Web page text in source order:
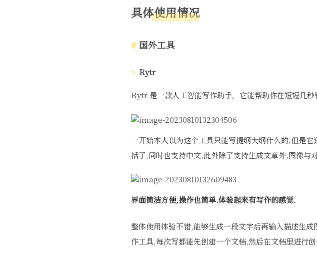
具体使用情况
国外工具
Rytr
Rytr 是一款人工智能写作助手，它能帮助你在短短几
一开始本人以为这个工具只能写提纲大纲什么的,但是
括了,同时也支持中文,此外除了支持生成文章外,图像与
界面简洁方便,操作也简单.体验起来有写作的感觉.
整体使用体验不错,能够生成一段文字后再输入描述生
作工具,每次写都能先创建一个文档,然后在文档里进行